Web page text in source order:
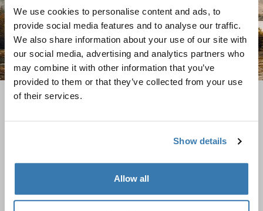
We use cookies to personalise content and ads, to
provide social media features and to analyse our traffic.
We also share information about your use of our site with
our social media, advertising and analytics partners who
may combine it with other information that you’ve
provided to them or that they’ve collected from your use
of their services.
Show details
Allow all
Tiendas de techo rígidas y softshell
Compare las tiendas de techo rígidas y softshell y